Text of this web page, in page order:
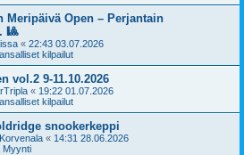
Meripäivä Open – Perjantain
🎱
« 22:43 03.07.2026
kilpailut
vol.2 9-11.10.2026
« 19:22 01.07.2026
kilpailut
snookerkeppi
« 14:31 28.06.2026
Myynti